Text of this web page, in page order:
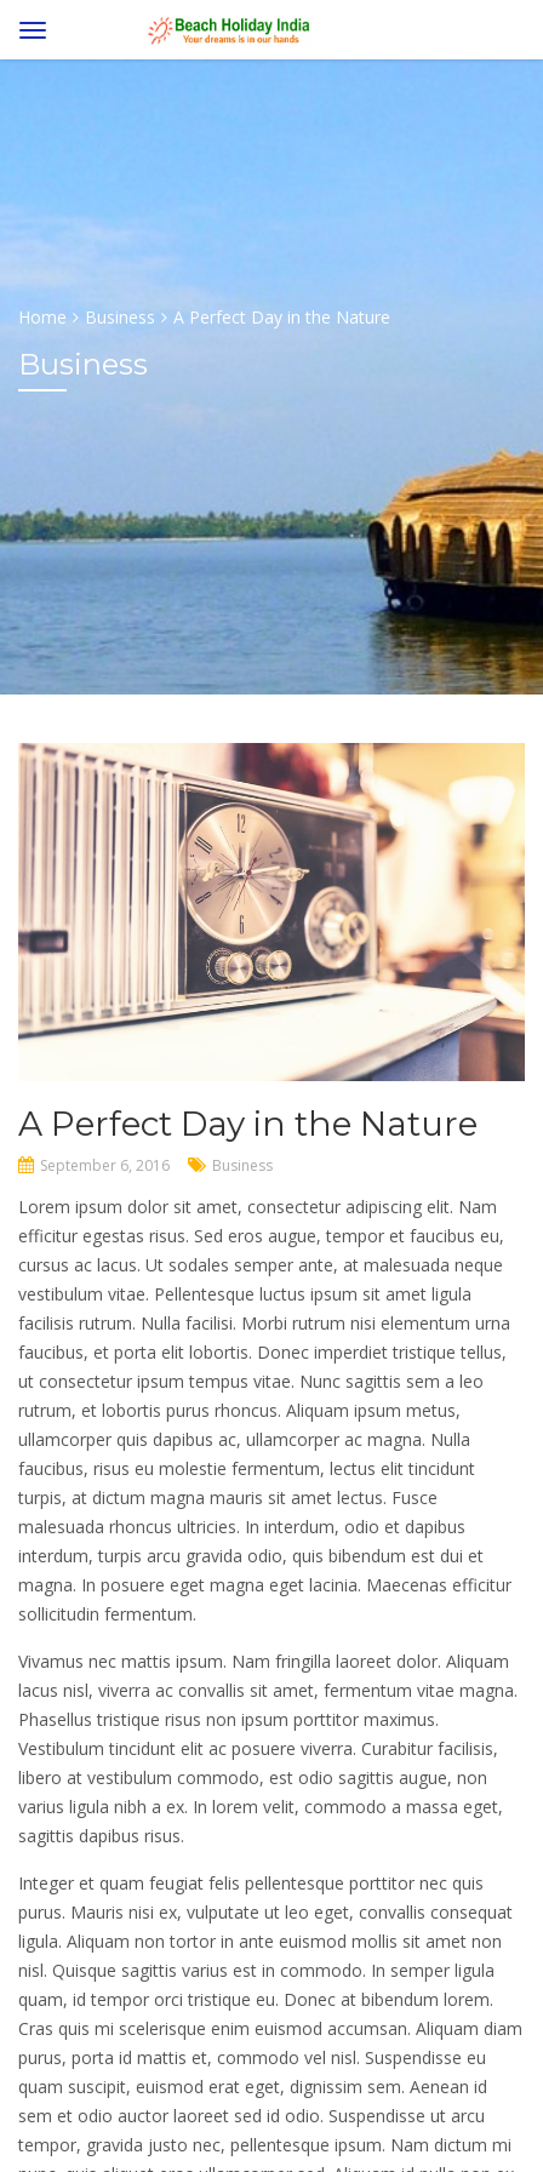
Home Business A Perfect Day in the Nature
Business
A Perfect Day in the Nature
September 6, 2016 Business
Lorem ipsum dolor sit amet, consectetur adipiscing elit. Nam
efficitur egestas risus. Sed eros augue, tempor et faucibus eu,
cursus ac lacus. Ut sodales semper ante, at malesuada neque
vestibulum vitae. Pellentesque luctus ipsum sit amet ligula
facilisis rutrum. Nulla facilisi. Morbi rutrum nisi elementum urna
faucibus, et porta elit lobortis. Donec imperdiet tristique tellus,
ut consectetur ipsum tempus vitae. Nunc sagittis sem a leo
rutrum, et lobortis purus rhoncus. Aliquam ipsum metus,
ullamcorper quis dapibus ac, ullamcorper ac magna. Nulla
faucibus, risus eu molestie fermentum, lectus elit tincidunt
turpis, at dictum magna mauris sit amet lectus. Fusce
malesuada rhoncus ultricies. In interdum, odio et dapibus
interdum, turpis arcu gravida odio, quis bibendum est dui et
magna. In posuere eget magna eget lacinia. Maecenas efficitur
sollicitudin fermentum.
Vivamus nec mattis ipsum. Nam fringilla laoreet dolor. Aliquam
lacus nisl, viverra ac convallis sit amet, fermentum vitae magna.
Phasellus tristique risus non ipsum porttitor maximus.
Vestibulum tincidunt elit ac posuere viverra. Curabitur facilisis,
libero at vestibulum commodo, est odio sagittis augue, non
varius ligula nibh a ex. In lorem velit, commodo a massa eget,
sagittis dapibus risus.
Integer et quam feugiat felis pellentesque porttitor nec quis
purus. Mauris nisi ex, vulputate ut leo eget, convallis consequat
ligula. Aliquam non tortor in ante euismod mollis sit amet non
nisl. Quisque sagittis varius est in commodo. In semper ligula
quam, id tempor orci tristique eu. Donec at bibendum lorem.
Cras quis mi scelerisque enim euismod accumsan. Aliquam diam
purus, porta id mattis et, commodo vel nisl. Suspendisse eu
quam suscipit, euismod erat eget, dignissim sem. Aenean id
sem et odio auctor laoreet sed id odio. Suspendisse ut arcu
tempor, gravida justo nec, pellentesque ipsum. Nam dictum mi